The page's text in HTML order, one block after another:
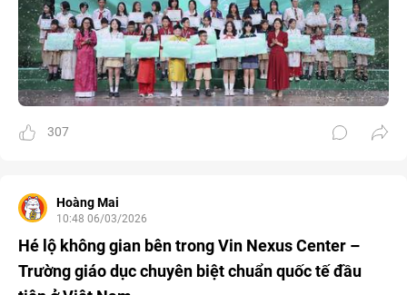
307
Hoàng Mai
10:48 06/03/2026
Hé lộ không gian bên trong Vin Nexus Center –
Trường giáo dục chuyên biệt chuẩn quốc tế đầu